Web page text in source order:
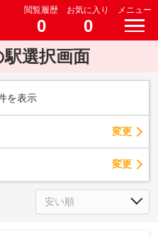
閲覧履歴
0
お気に入り
0
メニュー
選択画面
を表示
変更
変更